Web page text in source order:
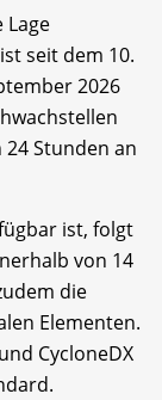
seit dem 10.
2026
Stunden an
ist, folgt
von 14
die
Elementen.
CycloneDX